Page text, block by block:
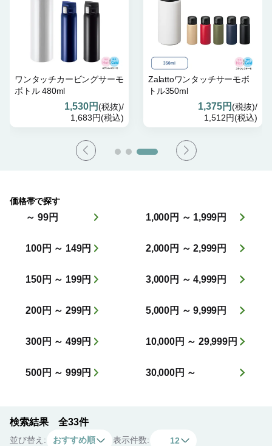
ワンタッチカービングサーモ
ボトル 480ml
1,530円(税抜)/
1,683円(税込)
Zalattoワンタッチサーモボ
トル350ml
1,375円(税抜)/
1,512円(税込)
価格帯で探す
～ 99円
100円 ～ 149円
150円 ～ 199円
200円 ～ 299円
300円 ～ 499円
500円 ～ 999円
1,000円 ～ 1,999円
2,000円 ～ 2,999円
3,000円 ～ 4,999円
5,000円 ～ 9,999円
10,000円 ～ 29,999円
30,000円 ～
検索結果 全33件
並び替え: おすすめ順 表示件数: 12